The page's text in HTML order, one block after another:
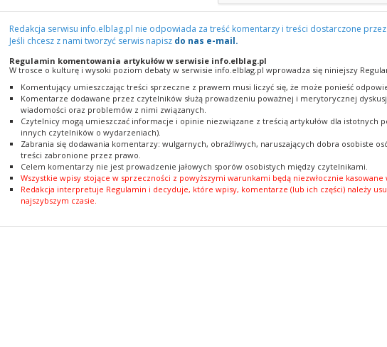
Redakcja serwisu info.elblag.pl nie odpowiada za treść komentarzy i treści dostarczone
Jeśli chcesz z nami tworzyć serwis napisz do nas e-mail.
Regulamin komentowania artykułów w serwisie info.elblag.pl
W trosce o kulturę i wysoki poziom debaty w serwisie info.elblag.pl wprowadza się niniejszy
Komentujący umieszczając treści sprzeczne z prawem musi liczyć się, że może ponieść
Komentarze dodawane przez czytelników służą prowadzeniu poważnej i merytorycznej
wiadomości oraz problemów z nimi związanych.
Czytelnicy mogą umieszczać informacje i opinie niezwiązane z treścią artykułów dla istotnych
innych czytelników o wydarzeniach).
Zabrania się dodawania komentarzy: wulgarnych, obraźliwych, naruszających dobra osobiste
treści zabronione przez prawo.
Celem komentarzy nie jest prowadzenie jałowych sporów osobistych między czytelnikami.
Wszystkie wpisy stojące w sprzeczności z powyższymi warunkami będą niezwłocznie kasowane
Redakcja interpretuje Regulamin i decyduje, które wpisy, komentarze (lub ich części) należy
najszybszym czasie.